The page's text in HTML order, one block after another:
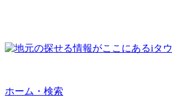
ホーム・検索